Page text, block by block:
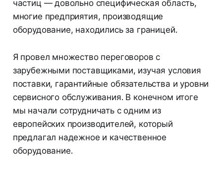
частиц — довольно специфическая область,
многие предприятия, производящие
оборудование, находились за границей.
Я провел множество переговоров с
зарубежными поставщиками, изучая условия
поставки, гарантийные обязательства и уровни
сервисного обслуживания. В конечном итоге
мы начали сотрудничать с одним из
европейских производителей, который
предлагал надежное и качественное
оборудование.